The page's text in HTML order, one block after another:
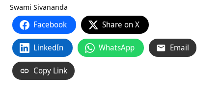
Swami Sivananda
Facebook Share on X
LinkedIn WhatsApp Email
Copy Link